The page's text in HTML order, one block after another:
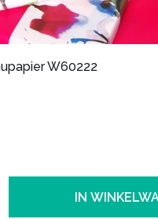
W60222
IN